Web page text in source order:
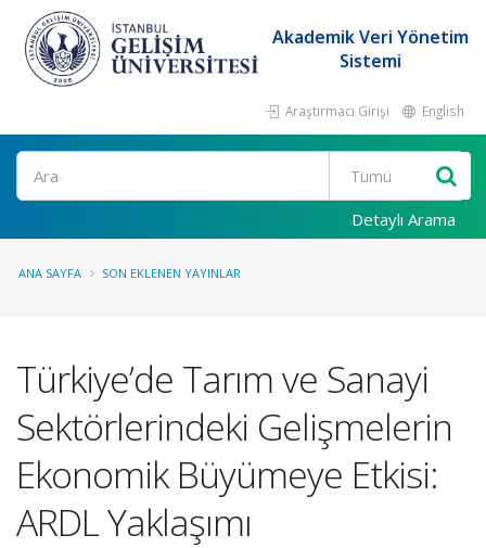
Akademik Veri Yönetim
Sistemi
Araştırmacı Girişi English
Ara
Detaylı Arama
ANA SAYFA SON EKLENEN YAYINLAR
Türkiye’de Tarım ve Sanayi
Sektörlerindeki Gelişmelerin
Ekonomik Büyümeye Etkisi:
ARDL Yaklaşımı